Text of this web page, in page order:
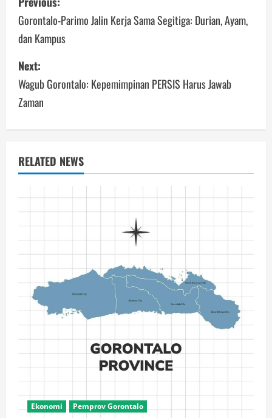
navigation
Gorontalo-Parimo Jalin Kerja Sama Segitiga: Durian, Ayam,
dan Kampus
Next:
Wagub Gorontalo: Kepemimpinan PERSIS Harus Jawab
Zaman
RELATED NEWS
Ekonomi Pemprov Gorontalo